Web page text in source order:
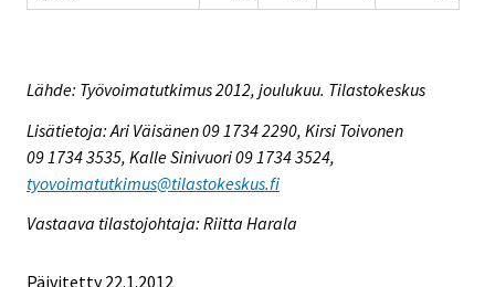
Lähde: Työvoimatutkimus 2012, joulukuu. Tilastokeskus
Lisätietoja: Ari Väisänen 09 1734 2290, Kirsi Toivonen
09 1734 3535, Kalle Sinivuori 09 1734 3524,
tyovoimatutkimus@tilastokeskus.fi
Vastaava tilastojohtaja: Riitta Harala
Päivitetty 22.1.2012